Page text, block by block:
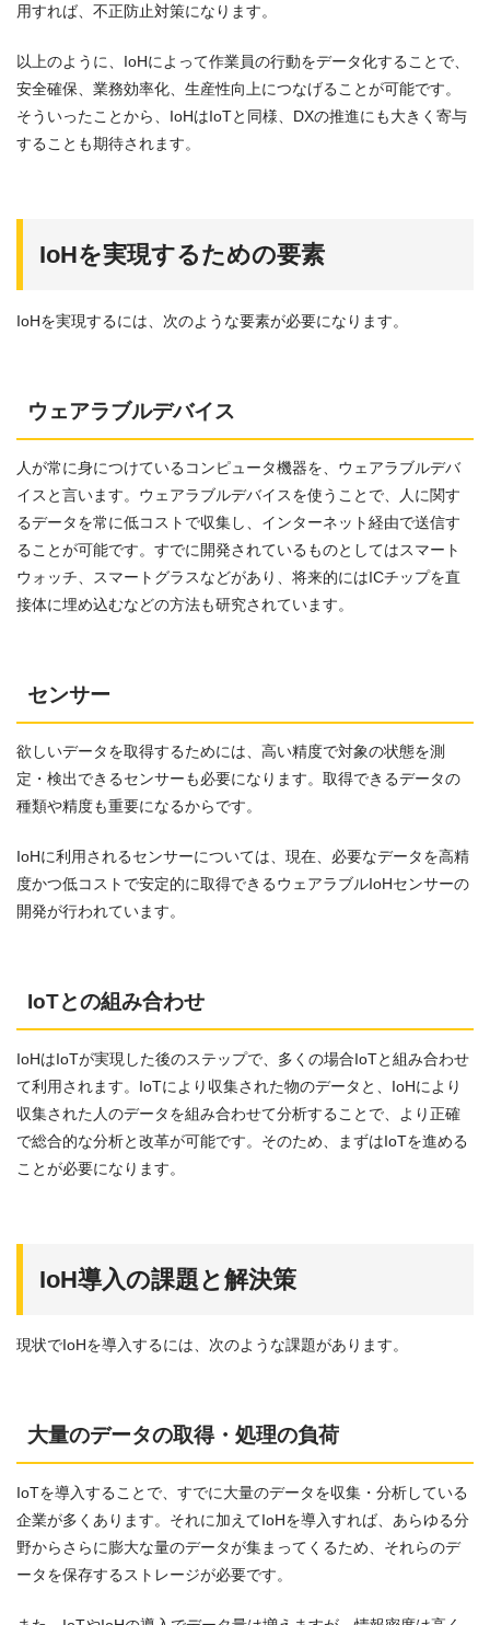
用すれば、不正防止対策になります。
以上のように、IoHによって作業員の行動をデータ化することで、
安全確保、業務効率化、生産性向上につなげることが可能です。
そういったことから、IoHはIoTと同様、DXの推進にも大きく寄与
することも期待されます。
IoHを実現するための要素
IoHを実現するには、次のような要素が必要になります。
ウェアラブルデバイス
人が常に身につけているコンピュータ機器を、ウェアラブルデバ
イスと言います。ウェアラブルデバイスを使うことで、人に関す
るデータを常に低コストで収集し、インターネット経由で送信す
ることが可能です。すでに開発されているものとしてはスマート
ウォッチ、スマートグラスなどがあり、将来的にはICチップを直
接体に埋め込むなどの方法も研究されています。
センサー
欲しいデータを取得するためには、高い精度で対象の状態を測
定・検出できるセンサーも必要になります。取得できるデータの
種類や精度も重要になるからです。
IoHに利用されるセンサーについては、現在、必要なデータを高精
度かつ低コストで安定的に取得できるウェアラブルIoHセンサーの
開発が行われています。
IoTとの組み合わせ
IoHはIoTが実現した後のステップで、多くの場合IoTと組み合わせ
て利用されます。IoTにより収集された物のデータと、IoHにより
収集された人のデータを組み合わせて分析することで、より正確
で総合的な分析と改革が可能です。そのため、まずはIoTを進める
ことが必要になります。
IoH導入の課題と解決策
現状でIoHを導入するには、次のような課題があります。
大量のデータの取得・処理の負荷
IoTを導入することで、すでに大量のデータを収集・分析している
企業が多くあります。それに加えてIoHを導入すれば、あらゆる分
野からさらに膨大な量のデータが集まってくるため、それらのデ
ータを保存するストレージが必要です。